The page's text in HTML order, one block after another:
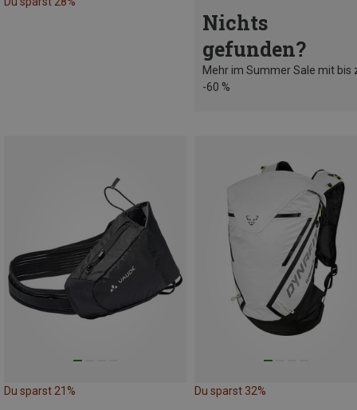
Nichts
gefunden?
Mehr im Summer Sale mit bis
-60 %
Du sparst 21% Du sparst 32%